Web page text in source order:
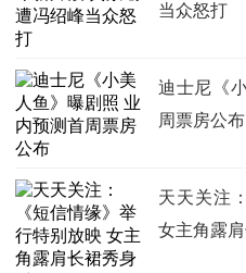
当众怒打
迪士尼《
周票房公布
天天关注
女主角露